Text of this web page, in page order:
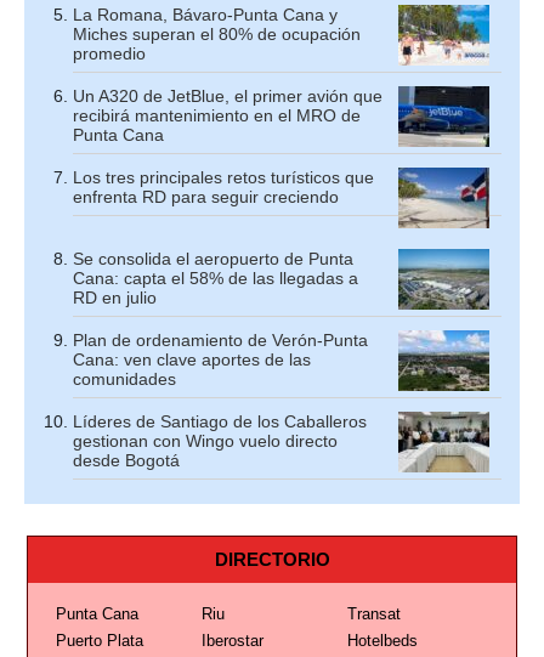
La Romana, Bávaro-Punta Cana y
Miches superan el 80% de ocupación
promedio
Un A320 de JetBlue, el primer avión que
recibirá mantenimiento en el MRO de
Punta Cana
Los tres principales retos turísticos que
enfrenta RD para seguir creciendo
Se consolida el aeropuerto de Punta
Cana: capta el 58% de las llegadas a
RD en julio
Plan de ordenamiento de Verón-Punta
Cana: ven clave aportes de las
comunidades
Líderes de Santiago de los Caballeros
gestionan con Wingo vuelo directo
desde Bogotá
DIRECTORIO
Punta Cana Riu
Transat
Puerto Plata
Iberostar
Hotelbeds